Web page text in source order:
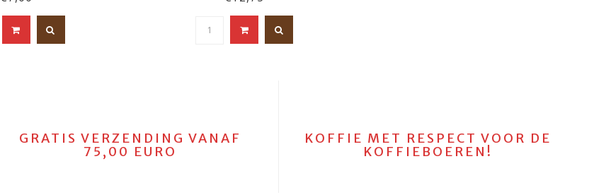
GRATIS VERZENDING VANAF
75,00 EURO
KOFFIE MET RESPECT VOOR DE
KOFFIEBOEREN!